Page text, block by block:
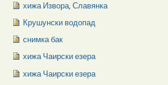
хижа Извора, Славянка
Крушунски водопад
снимка бак
хижа Чаирски езера
хижа Чаирски езера